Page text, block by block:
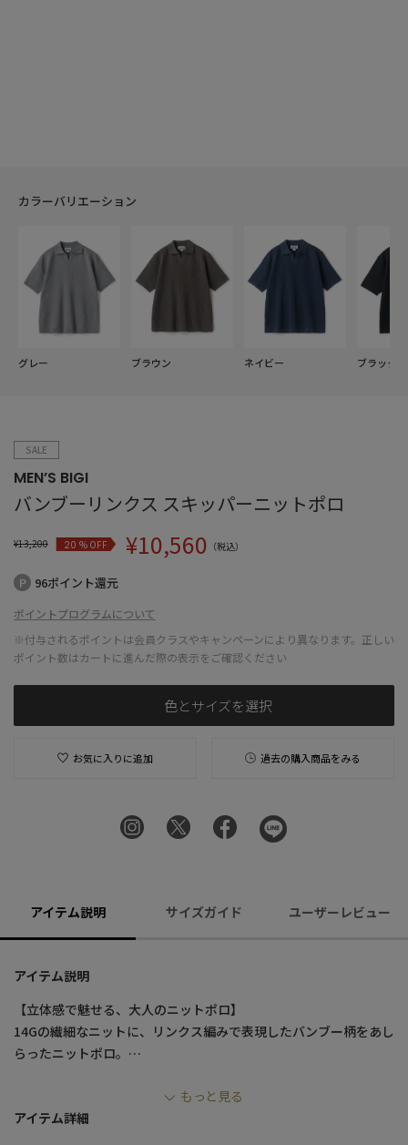
カラーバリエーション
グレー ブラウン ネイビー ブラック
SALE
MEN’S BIGI
バンブーリンクス スキッパーニットポロ
¥13,200 20% OFF ¥10,560 （税込）
96ポイント還元
ポイントプログラムについて
※付与されるポイントは会員クラスやキャンペーンにより異なります。正しい
ポイント数はカートに進んだ際の表示をご確認ください
色とサイズを選択
お気に入りに追加 過去の購入商品をみる
アイテム説明 サイズガイド ユーザーレビュー
アイテム説明
【立体感で魅せる、大人のニットポロ】
14Gの繊細なニットに、リンクス編みで表現したバンブー柄をあし
らったニットポロ。
快適さと品格を兼ね備えた、大人のための一着です。
もっと見る
アイテム詳細